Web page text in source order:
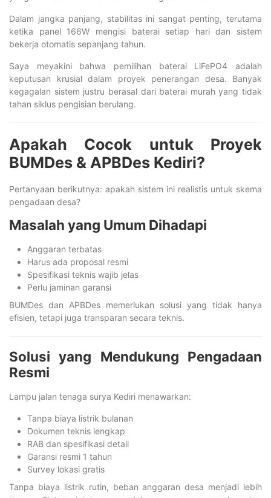
Dalam jangka panjang, stabilitas ini sangat penting, terutama
ketika panel 166W mengisi baterai setiap hari dan sistem
bekerja otomatis sepanjang tahun.
Saya meyakini bahwa pemilihan baterai LiFePO4 adalah
keputusan krusial dalam proyek penerangan desa. Banyak
kegagalan sistem justru berasal dari baterai murah yang tidak
tahan siklus pengisian berulang.
Apakah Cocok untuk Proyek
BUMDes & APBDes Kediri?
Pertanyaan berikutnya: apakah sistem ini realistis untuk skema
pengadaan desa?
Masalah yang Umum Dihadapi
Anggaran terbatas
Harus ada proposal resmi
Spesifikasi teknis wajib jelas
Perlu jaminan garansi
BUMDes dan APBDes memerlukan solusi yang tidak hanya
efisien, tetapi juga transparan secara teknis.
Solusi yang Mendukung Pengadaan
Resmi
Lampu jalan tenaga surya Kediri menawarkan:
Tanpa biaya listrik bulanan
Dokumen teknis lengkap
RAB dan spesifikasi detail
Garansi resmi 1 tahun
Survey lokasi gratis
Tanpa biaya listrik rutin, beban anggaran desa menjadi lebih